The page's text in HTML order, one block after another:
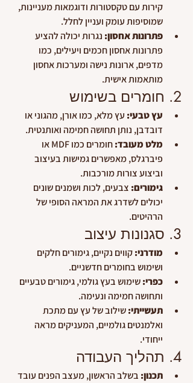
קירות עם טקסטורות ודוגמאות מעניינות,
שמוסיפות עומק ועניין לחלל.
פתרונות אחסון: נגרות יכולה להציע
פתרונות אחסון חכמים ויעילים, כמו
מדפים, ארונות נישה ומערכות אחסון
מותאמות אישית.
2. חומרים בשימוש
עץ טבעי: עץ מלא, כמו אורן, מהגוני או
דובדבן, נותן תחושה חמימה ואותנטית.
מלט מעובד:
חומרים כמו MDF או
פיברגלס, מאפשרים גמישות בעיצוב
וביצוע צורות מורכבות.
גימורים: צבעים, לכות ושמנים שונים
יכולים לשדרג את המראה הסופי של
הרהיטים.
3. סגנונות עיצוב
מודרני: קווים נקיים, גימורים חלקים
ושימוש בחומרים חדשניים.
כפרי: שימוש בעץ גולמי, גימורים טבעיים
ותחושה חמימה ונעימה.
תעשייתי: שילוב של עץ עם מתכת
ואלמנטים גולמיים, המעניקים מראה
ייחודי.
4. תהליך העבודה
תכנון: בשלב הראשון, מעצב הפנים עובד